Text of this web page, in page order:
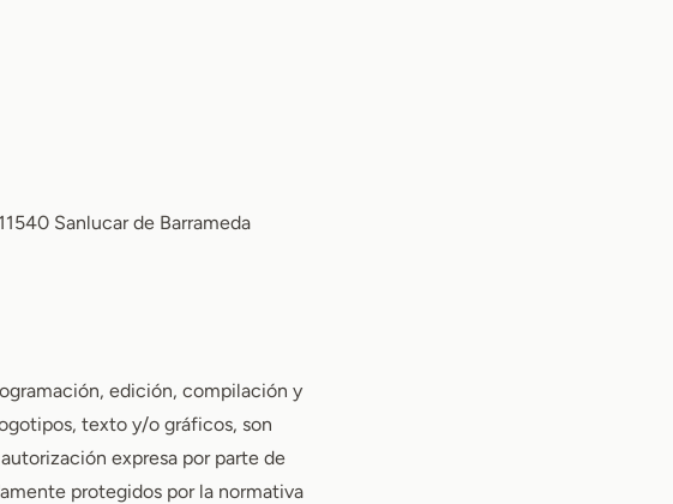
Sanlucar de Barrameda
edición, compilación y
texto y/o gráficos, son
expresa por parte de
protegidos por la normativa